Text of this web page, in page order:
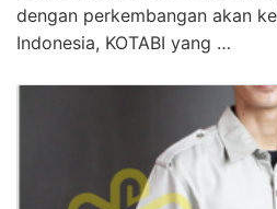
dengan perkembangan akan
Indonesia, KOTABI yang …